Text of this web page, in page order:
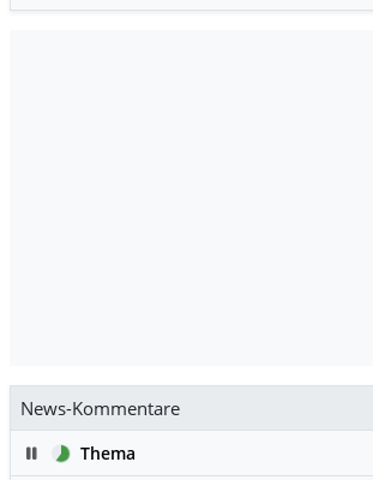
News-Kommentare
PauseThema